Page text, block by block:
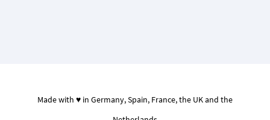
Made with ♥ in Germany, Spain, France, the UK and the